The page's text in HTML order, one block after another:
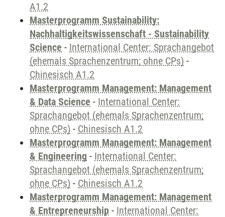
A1.2
Masterprogramm Sustainability:
Nachhaltigkeitswissenschaft - Sustainability
Science - International Center: Sprachangebot
(ehemals Sprachenzentrum; ohne CPs) -
Chinesisch A1.2
Masterprogramm Management: Management
& Data Science - International Center:
Sprachangebot (ehemals Sprachenzentrum;
ohne CPs) - Chinesisch A1.2
Masterprogramm Management: Management
& Engineering - International Center:
Sprachangebot (ehemals Sprachenzentrum;
ohne CPs) - Chinesisch A1.2
Masterprogramm Management: Management
& Entrepreneurship - International Center: